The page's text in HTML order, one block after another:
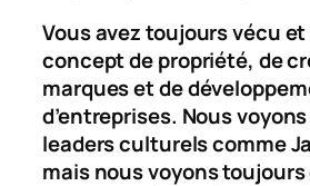
Vous avez toujours vécu
concept de propriété, de
marques et de
d’entreprises. Nous
leaders culturels comme
mais nous voyons toujours